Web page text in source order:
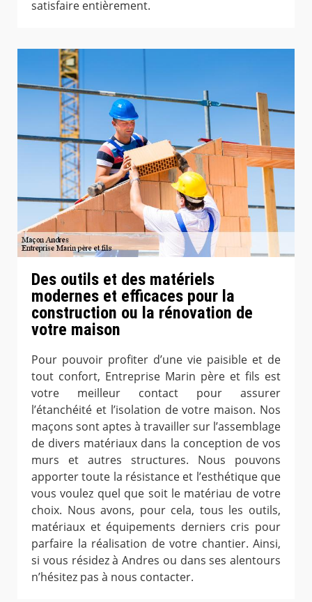
satisfaire entièrement.
Des outils et des matériels
modernes et efficaces pour la
construction ou la rénovation de
votre maison
Pour pouvoir profiter d’une vie paisible et de
tout confort, Entreprise Marin père et fils est
votre meilleur contact pour assurer
l’étanchéité et l’isolation de votre maison. Nos
maçons sont aptes à travailler sur l’assemblage
de divers matériaux dans la conception de vos
murs et autres structures. Nous pouvons
apporter toute la résistance et l’esthétique que
vous voulez quel que soit le matériau de votre
choix. Nous avons, pour cela, tous les outils,
matériaux et équipements derniers cris pour
parfaire la réalisation de votre chantier. Ainsi,
si vous résidez à Andres ou dans ses alentours
n’hésitez pas à nous contacter.